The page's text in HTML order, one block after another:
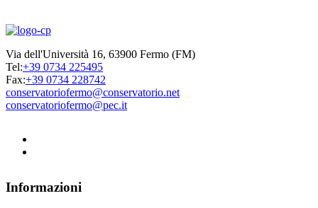
Via dell'Università 16, 63900 Fermo (FM)
Tel:+39 0734 225495
Fax:+39 0734 228742
conservatoriofermo@conservatorio.net
conservatoriofermo@pec.it
Informazioni